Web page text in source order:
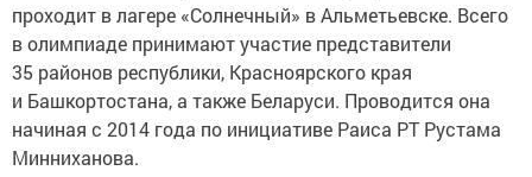
проходит в лагере «Солнечный» в Альметьевске. Всего
в олимпиаде принимают участие представители
35 районов республики, Красноярского края
и Башкортостана, а также Беларуси. Проводится она
начиная с 2014 года по инициативе Раиса РТ Рустама
Минниханова.